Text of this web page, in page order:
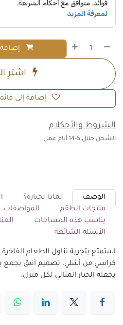
اشترِ
إضافة إلى
الشروط والأحكلام
الشحن خلال 5-14 أيام عمل
الوصف لماذا تختاره؟
منتجات الطقم
المواصفات
يناسب هذه المساحات
الأسئلة الشائعة
كراسي من أشلي. تصميم أنيق يجمع
يجعله الخيار المثالي لكل منزل.